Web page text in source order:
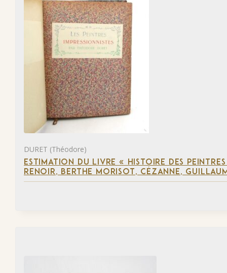
DURET (Théodore)
ESTIMATION DU LIVRE « HISTOIRE DES
RENOIR, BERTHE MORISOT, CÉZANNE,